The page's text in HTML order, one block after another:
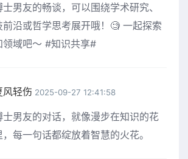
士男友的畅谈，可以围绕学术研究、
前沿或哲学思考展开哦！🧐 一起探索
领域吧～ #知识共享#
风轻伤 2025-09-27 12:41:58
士男友的对话，就像漫步在知识的花
，每一句话都绽放着智慧的火花。